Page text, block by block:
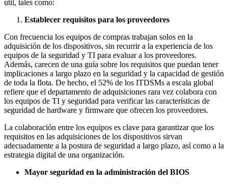
útil, tales como:
Establecer requisitos para los proveedores
Con frecuencia los equipos de compras trabajan solos en la
adquisición de los dispositivos, sin recurrir a la experiencia de los
equipos de la seguridad y TI para evaluar a los proveedores.
Además, carecen de una guía sobre los requisitos que puedan tener
implicaciones a largo plazo en la seguridad y la capacidad de gestión
de toda la flota. De hecho, el 52% de los ITDSMs a escala global
refiere que el departamento de adquisiciones rara vez colabora con
los equipos de TI y seguridad para verificar las características de
seguridad de hardware y firmware que ofrecen los proveedores.
La colaboración entre los equipos es clave para garantizar que los
requisitos en las adquisiciones de los dispositivos sirvan
adecuadamente a la postura de seguridad a largo plazo, así como a la
estrategia digital de una organización.
Mayor seguridad en la administración del BIOS